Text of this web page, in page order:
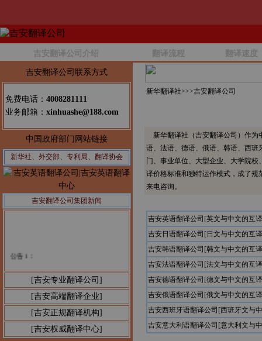
吉安翻译公司介绍 翻译流程 翻译速度
吉安翻译公司联系方式
免费电话： 4008281111
业务邮箱： xinhuashe@188.com
中国政府部门网站链接
新华社、外交部、专利局、翻译协会
吉安翻译公司集团新闻
[吉安专业翻译公司]
[吉安高端翻译企业]
[吉安正规翻译机构]
[吉安权威翻译中心]
新华翻译社>>>吉安翻译公司
新华翻译社（吉安翻译公司）作为
语、法语、德语、俄语、韩语、西
门、事业单位、大型企业、大学院
译价格标准和独特运作模式，成了
来电咨询。
吉安英语翻译公司[英文与中文的互
吉安日语翻译公司[日文与中文的互
吉安韩语翻译公司[韩文与中文的互
吉安法语翻译公司[法文与中文的互
吉安德语翻译公司[德文与中文的互
吉安俄语翻译公司[俄文与中文的互
吉安西班牙语翻译公司[西班牙文与
吉安意大利语翻译公司[意大利文与